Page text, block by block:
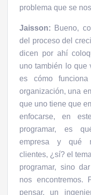
problema que se
Jaisson: Bueno,
del proceso del
dicen por ahí
uno también lo que
es cómo
organización, una
que uno tiene que
enfocarse, en
programar, es
empresa y qué
clientes, ¿sí? el
programar, sino
nos
pensar, un